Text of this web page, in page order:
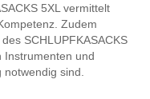
5XL vermittelt
Zudem
SCHLUPFKASACKS
Instrumenten und
notwendig sind.